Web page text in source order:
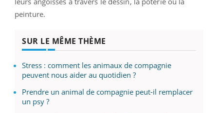
peinture.
SUR LE MÊME THÈME
Stress : comment les animaux de compagnie
peuvent nous aider au quotidien ?
Prendre un animal de compagnie peut-il remplacer
un psy ?